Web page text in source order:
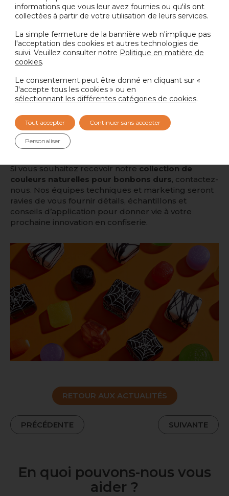
Nactarome continue de conduire l’innovation
naturelle. Notre expérience nous permet d’offrir à
qualité, mais aussi des conseils personnalisés en
formulation, application et stratégie visuelle.
À mesure que les attentes des consommateurs
évoluent, nous sommes convaincus que la
coloration naturelle n’est pas seulement une
alternative — c’est l’avenir du design en confiserie.
créativité, authenticité et qualité à travers la
couleur, transformant un simple bonbon en une
véritable expérience sensorielle.
Si vous souhaitez recevoir notre collection de
couleurs naturelles pour bonbons durs, contactez-
nous. Nos équipes techniques et marketing seront
ravies de vous fournir détails, échantillons et
conseils d’application pour donner vie à votre
prochaine innovation en confiserie.
RETOUR AUX ACTUALITÉS
PRÉCÉDENTE SUIVANTE
En quoi pouvons-nous vous
aider ?
informations que vous leur avez fournies ou qu'ils ont
collectées à partir de votre utilisation de leurs services.
La simple fermeture de la bannière web n'implique pas
l'acceptation des cookies et autres technologies de
suivi. Veuillez consulter notre Politique en matière de
cookies.
Le consentement peut être donné en cliquant sur «
J'accepte tous les cookies » ou en
sélectionnant les différentes catégories de cookies.
Tout accepter Continuer sans accepter
Personaliser